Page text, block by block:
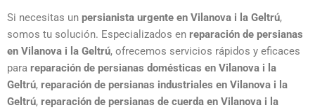
Si necesitas un persianista urgente en Vilanova i la Geltrú,
somos tu solución. Especializados en reparación de persianas
en Vilanova i la Geltrú, ofrecemos servicios rápidos y eficaces
para reparación de persianas domésticas en Vilanova i la
Geltrú, reparación de persianas industriales en Vilanova i la
Geltrú, reparación de persianas de cuerda en Vilanova i la